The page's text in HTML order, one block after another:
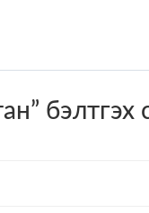
бэлтгэх